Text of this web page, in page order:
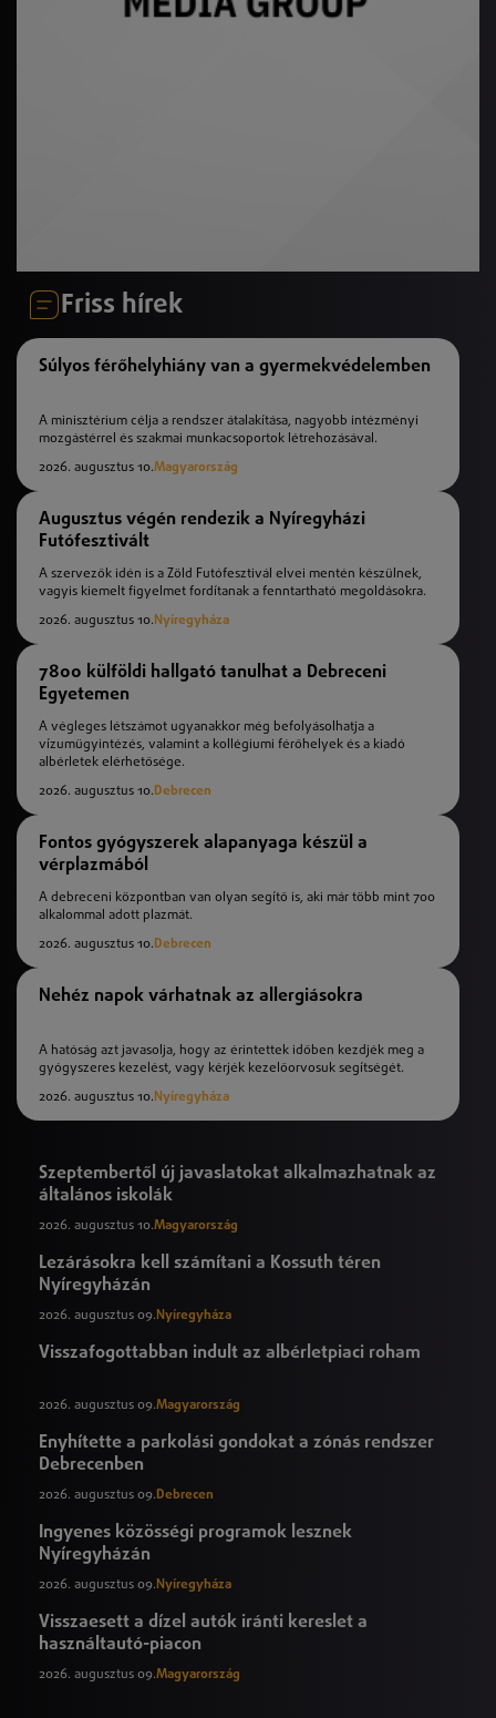
Friss hírek
Súlyos férőhelyhiány van a gyermekvédelemben
A minisztérium célja a rendszer átalakítása, nagyobb intézményi
mozgástérrel és szakmai munkacsoportok létrehozásával.
2026. augusztus 10.Magyarország
Augusztus végén rendezik a Nyíregyházi
Futófesztivált
A szervezők idén is a Zöld Futófesztivál elvei mentén készülnek,
vagyis kiemelt figyelmet fordítanak a fenntartható megoldásokra.
2026. augusztus 10. Nyíregyháza
7800 külföldi hallgató tanulhat a Debreceni
Egyetemen
A végleges létszámot ugyanakkor még befolyásolhatja a
vízumügyintézés, valamint a kollégiumi férőhelyek és a kiadó
albérletek elérhetősége.
2026. augusztus 10.Debrecen
Fontos gyógyszerek alapanyaga készül a
vérplazmából
A debreceni központban van olyan segítő is, aki már több mint 700
alkalommal adott plazmát.
2026. augusztus 10.Debrecen
Nehéz napok várhatnak az allergiásokra
A hatóság azt javasolja, hogy az érintettek időben kezdjék meg a
gyógyszeres kezelést, vagy kérjék kezelőorvosuk segítségét.
2026. augusztus 10. Nyíregyháza
Szeptembertől új javaslatokat alkalmazhatnak az
általános iskolák
2026. augusztus 10.Magyarország
Lezárásokra kell számítani a Kossuth téren
Nyíregyházán
2026. augusztus 09. Nyíregyháza
Visszafogottabban indult az albérletpiaci roham
2026. augusztus 09.Magyarország
Enyhítette a parkolási gondokat a zónás rendszer
Debrecenben
2026. augusztus 09.Debrecen
Ingyenes közösségi programok lesznek
Nyíregyházán
2026. augusztus 09. Nyíregyháza
Visszaesett a dízel autók iránti kereslet a
használtautó-piacon
2026. augusztus 09.Magyarország